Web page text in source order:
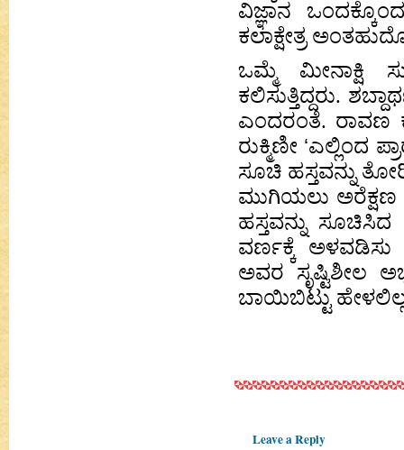
ವಿಜ್ಞಾನ
ಕಲಾಕ್ಷೇತ್ರ
ಒಮ್ಮೆ ಮೀನಾಕ್ಷಿ
ಕಲಿಸುತ್ತಿದ್ದರು.
ಎಂದರಂತೆ. ರಾವಣ
ರುಕ್ಮಿಣೀ ‘ಎಲ್ಲಿಂದ
ಸೂಚಿ ಹಸ್ತವನ್ನು
ಮುಗಿಯಲು
ಹಸ್ತವನ್ನು
ವರ್ಣಕ್ಕೆ ಅಳವಡಿಸು
ಅವರ ಸೃಷ್ಟಿಶೀಲ
ಬಾಯಿಬಿಟ್ಟು
Leave a Reply